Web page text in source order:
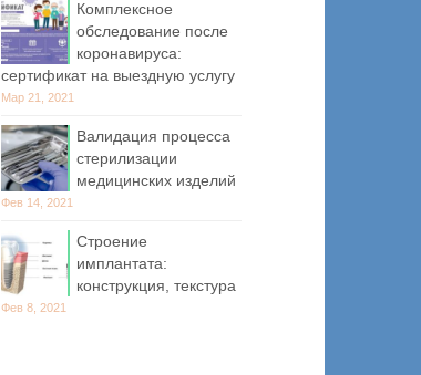
Комплексное
обследование после
коронавируса:
сертификат на выездную услугу
Мар 21, 2021
Валидация процесса
стерилизации
медицинских изделий
Фев 14, 2021
Строение
имплантата:
конструкция, текстура
Фев 8, 2021